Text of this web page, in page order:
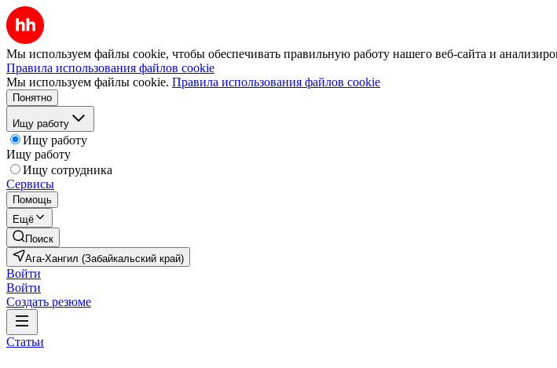
Мы используем файлы cookie, чтобы обеспечивать правильную работу нашего веб-сайта и
Правила использования файлов cookie
Мы используем файлы cookie. Правила использования файлов cookie
Понятно
Ищу работу
Ищу работу
Ищу работу
Ищу сотрудника
Сервисы
Помощь
Ещё
Поиск
Ага-Хангил (Забайкальский край)
Войти
Войти
Создать резюме
Статьи